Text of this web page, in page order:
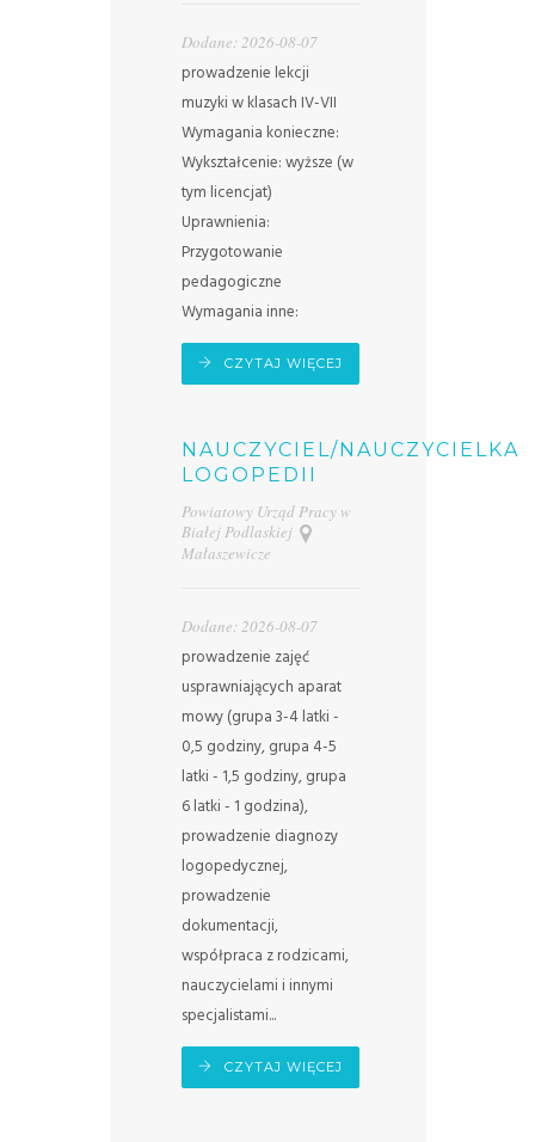
Dodane: 2026-08-07
prowadzenie lekcji
muzyki w klasach IV-VII
Wymagania konieczne:
Wykształcenie: wyższe (w
tym licencjat)
Uprawnienia:
Przygotowanie
pedagogiczne
Wymagania inne:
CZYTAJ WIĘCEJ
NAUCZYCIEL/NAUCZYCIELKA
LOGOPEDII
Powiatowy Urząd Pracy w
Białej Podlaskiej
Małaszewicze
Dodane: 2026-08-07
prowadzenie zajęć
usprawniających aparat
mowy (grupa 3-4 latki -
0,5 godziny, grupa 4-5
latki - 1,5 godziny, grupa
6 latki - 1 godzina),
prowadzenie diagnozy
logopedycznej,
prowadzenie
dokumentacji,
współpraca z rodzicami,
nauczycielami i innymi
specjalistami...
CZYTAJ WIĘCEJ